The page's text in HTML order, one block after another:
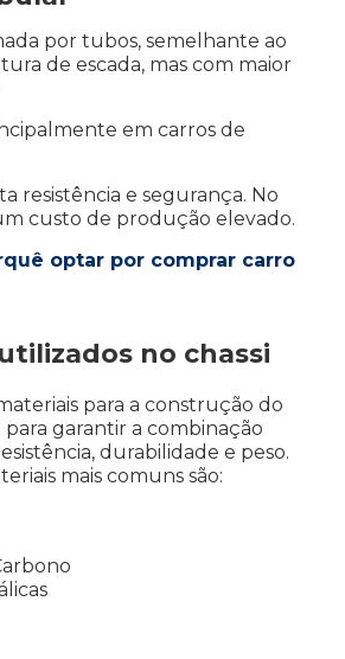
por tubos, semelhante ao
de escada, mas com maior
em carros de
resistência e segurança. No
custo de produção elevado.
optar por comprar carro
no chassi
para a construção do
para garantir a combinação
durabilidade e peso.
mais comuns são: